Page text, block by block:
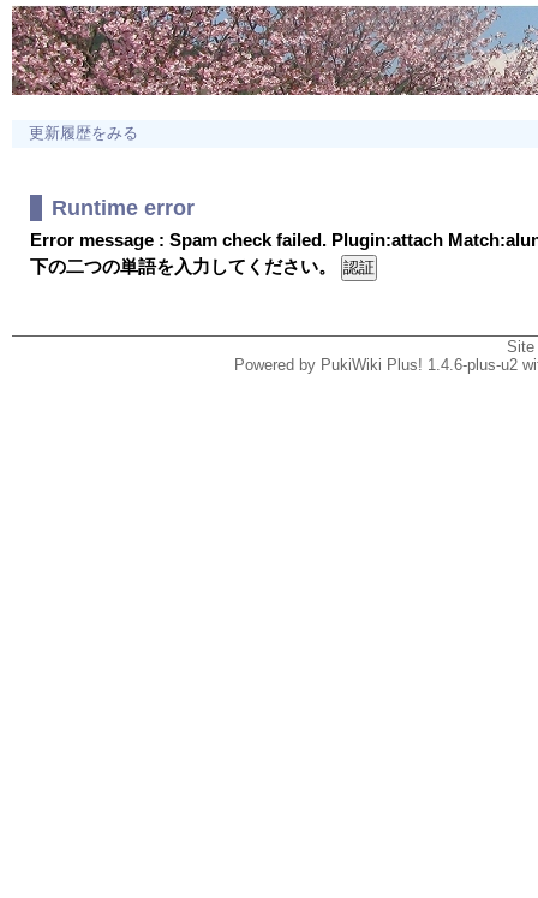
更新履歴をみる
Runtime error
Error message : Spam check failed. Plugin:attach
下の二つの単語を入力してください。
Powered by PukiWiki Plus! 1.4.6-plus-u2